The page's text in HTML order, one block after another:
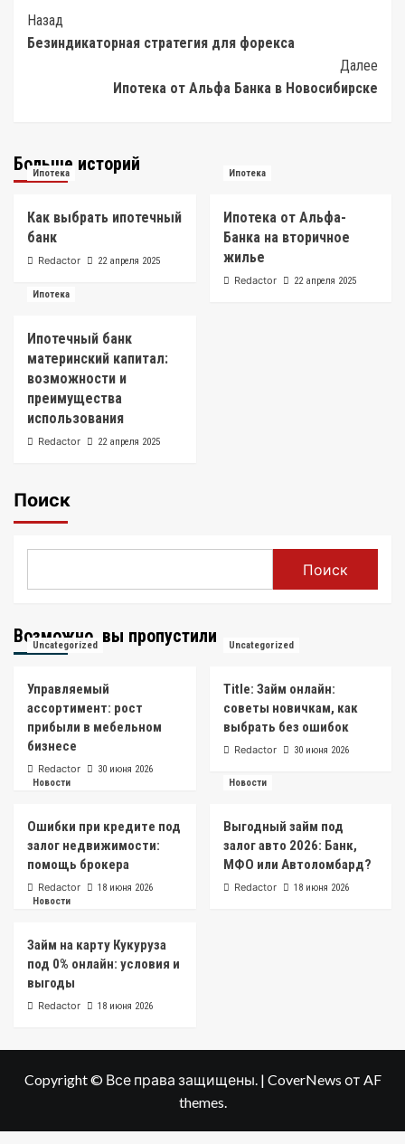
Post
Navigation
Назад
Безиндикаторная стратегия для форекса
Далее
Ипотека от Альфа Банка в Новосибирске
Больше историй
Ипотека
Как выбрать ипотечный
банк
Redactor 22 апреля 2025
Ипотека
Ипотека от Альфа-
Банка на вторичное
жилье
Redactor
22 апреля 2025
Ипотека
Ипотечный банк
материнский капитал:
возможности и
преимущества
использования
Redactor 22 апреля 2025
Поиск
Поиск
Возможно, вы пропустили
Uncategorized
Управляемый
ассортимент: рост
прибыли в мебельном
бизнесе
Redactor 30 июня 2026
Uncategorized
Title: Займ онлайн:
советы новичкам, как
выбрать без ошибок
Redactor 30 июня 2026
Новости
Ошибки при кредите под
залог недвижимости:
помощь брокера
Redactor 18 июня 2026
Новости
Выгодный займ под
залог авто 2026: Банк,
МФО или Автоломбард?
Redactor
18 июня 2026
Новости
Займ на карту Кукуруза
под 0% онлайн: условия и
выгоды
Redactor 18 июня 2026
Copyright © Все права защищены. | CoverNews от AF
themes.